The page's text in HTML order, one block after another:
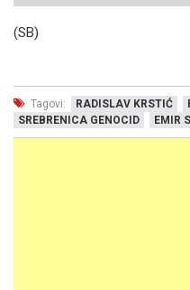
(SB)
Tagovi: RADISLAV KRSTIĆ
SREBRENICA GENOCID
EMIR